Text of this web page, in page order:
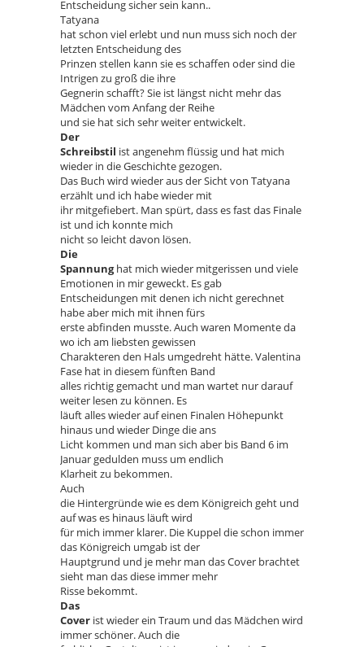
Entscheidung sicher sein kann..
Tatyana
hat schon viel erlebt und nun muss sich noch der
letzten Entscheidung des
Prinzen stellen kann sie es schaffen oder sind die
Intrigen zu groß die ihre
Gegnerin schafft? Sie ist längst nicht mehr das
Mädchen vom Anfang der Reihe
und sie hat sich sehr weiter entwickelt.
Der
Schreibstil ist angenehm flüssig und hat mich
wieder in die Geschichte gezogen.
Das Buch wird wieder aus der Sicht von Tatyana
erzählt und ich habe wieder mit
ihr mitgefiebert. Man spürt, dass es fast das Finale
ist und ich konnte mich
nicht so leicht davon lösen.
Die
Spannunghat mich wieder mitgerissen und viele
Emotionen in mir geweckt. Es gab
Entscheidungen mit denen ich nicht gerechnet
habe aber mich mit ihnen fürs
erste abfinden musste. Auch waren Momente da
wo ich am liebsten gewissen
Charakteren den Hals umgedreht hätte. Valentina
Fase hat in diesem fünften Band
alles richtig gemacht und man wartet nur darauf
weiter lesen zu können. Es
läuft alles wieder auf einen Finalen Höhepunkt
hinaus und wieder Dinge die ans
Licht kommen und man sich aber bis Band 6 im
Januar gedulden muss um endlich
Klarheit zu bekommen.
Auch
die Hintergründe wie es dem Königreich geht und
auf was es hinaus läuft wird
für mich immer klarer. Die Kuppel die schon immer
das Königreich umgab ist der
Hauptgrund und je mehr man das Cover brachtet
sieht man das diese immer mehr
Risse bekommt.
Das
Cover ist wieder ein Traum und das Mädchen wird
immer schöner. Auch die